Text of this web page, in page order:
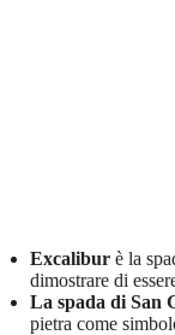
Excalibur è la
dimostrare di
La spada di San
pietra come